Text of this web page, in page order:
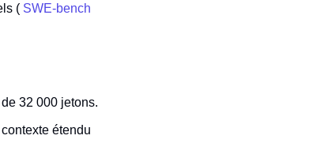
( SWE‑bench
32 000 jetons.
étendu